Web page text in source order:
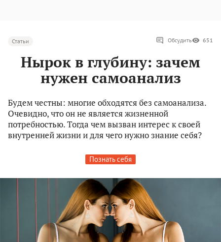
Статьи Обсудить 651
Нырок в глубину: зачем
нужен самоанализ
Будем честны: многие обходятся без самоанализа.
Очевидно, что он не является жизненной
потребностью. Тогда чем вызван интерес к своей
внутренней жизни и для чего нужно знание себя?
Познать себя